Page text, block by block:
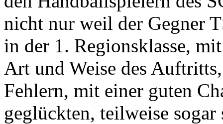
nicht nur weil der Gegner
in der 1. Regionsklasse,
Art und Weise des
Fehlern, mit einer guten
geglückten, teilweise